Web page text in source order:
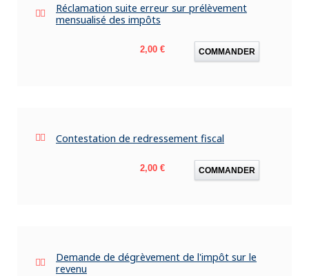
Réclamation suite erreur sur prélèvement
mensualisé des impôts
Prix
2,00 € COMMANDER
Contestation de redressement fiscal
Prix
2,00 € COMMANDER
Demande de dégrèvement de l'impôt sur le
revenu